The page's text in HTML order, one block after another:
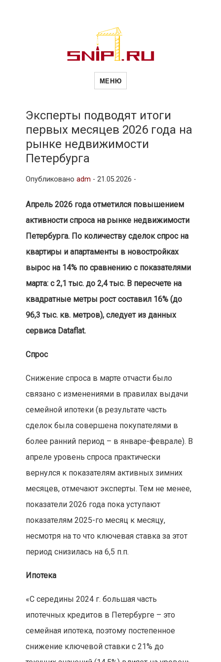
Новости
и
рубрики
МЕНЮ
Эксперты подводят итоги
первых месяцев 2026 года на
рынке недвижимости
Петербурга
Опубликовано adm - 21.05.2026 -
Апрель 2026 года отметился повышением
активности спроса на рынке недвижимости
Петербурга. По количеству сделок спрос на
квартиры и апартаменты в новостройках
вырос на 14% по сравнению с показателями
марта: с 2,1 тыс. до 2,4 тыс. В пересчете на
квадратные метры рост составил 16% (до
96,3 тыс. кв. метров), следует из данных
сервиса Dataflat.
Спрос
Снижение спроса в марте отчасти было
связано с изменениями в правилах выдачи
семейной ипотеки (в результате часть
сделок была совершена покупателями в
более ранний период – в январе-феврале). В
апреле уровень спроса практически
вернулся к показателям активных зимних
месяцев, отмечают эксперты. Тем не менее,
показатели 2026 года пока уступают
показателям 2025-го месяц к месяцу,
несмотря на то что ключевая ставка за этот
период снизилась на 6,5 п.п.
Ипотека
«С середины 2024 г. большая часть
ипотечных кредитов в Петербурге – это
семейная ипотека, поэтому постепенное
снижение ключевой ставки с 21% до